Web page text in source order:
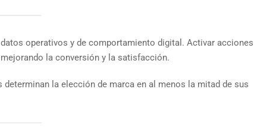
operativos y de comportamiento digital. Activar acciones
la conversión y la satisfacción.
la elección de marca en al menos la mitad de sus